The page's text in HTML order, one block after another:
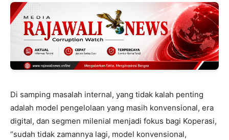
Di samping masalah internal, yang tidak kalah penting
adalah model pengelolaan yang masih konvensional, era
digital, dan segmen milenial menjadi fokus bagi Koperasi,
“sudah tidak zamannya lagi, model konvensional,